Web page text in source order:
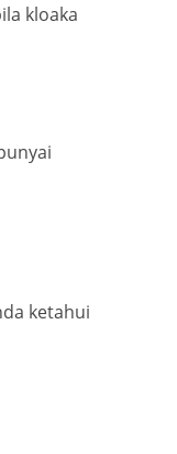
kloaka
ketahui